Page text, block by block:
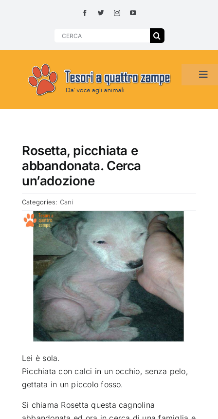
Search
HOME
SMARRITI O DA ADOTTARE
ADOTTATI O RITROVATI
ATTUALITÀ
CHI SIAMO
RUBRICHE
SEMPRE CON ME
Rosetta, picchiata e
abbandonata. Cerca
un’adozione
Categories: Cani
Lei è sola.
Picchiata con calci in un occhio, senza pelo,
gettata in un piccolo fosso.
Si chiama Rosetta questa cagnolina